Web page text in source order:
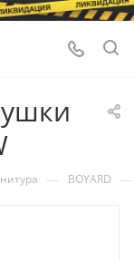
— BOYARD —